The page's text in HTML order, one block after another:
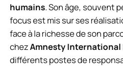
humains. Son âge, souvent
focus est mis sur ses
face à la richesse de son
chezAmnesty International
différents postes de